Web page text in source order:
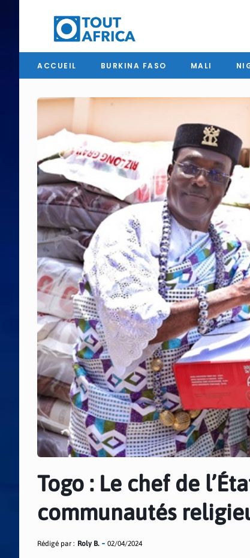
ACCUEIL BURKINA FASO MALI
Togo : Le chef de
communautés
Rédigé par : Roly B. 02/04/2024